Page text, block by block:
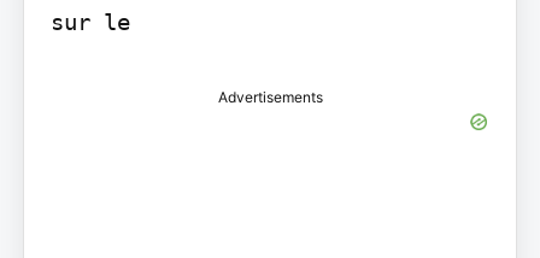
sur le
Advertisements